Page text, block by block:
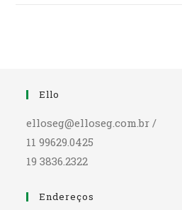
Ello
elloseg@elloseg.com.br /
11 99629.0425
19 3836.2322
Endereços